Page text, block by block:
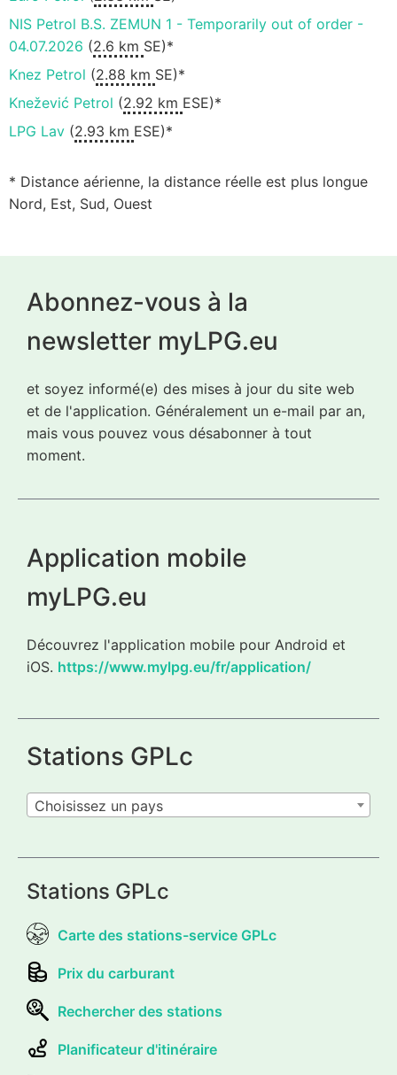
NIS Petrol B.S. ZEMUN 1 - Temporarily out of order -
04.07.2026 (2.6 km SE)*
Knez Petrol (2.88 km SE)*
Knežević Petrol (2.92 km ESE)*
LPG Lav (2.93 km ESE)*
* Distance aérienne, la distance réelle est plus longue
Nord, Est, Sud, Ouest
Abonnez-vous à la
newsletter myLPG.eu
et soyez informé(e) des mises à jour du site web
et de l'application. Généralement un e-mail par an,
mais vous pouvez vous désabonner à tout
moment.
Application mobile
myLPG.eu
Découvrez l'application mobile pour Android et
iOS. https://www.mylpg.eu/fr/application/
Stations GPLc
Choisissez un pays
Stations GPLc
Carte des stations-service GPLc
Prix du carburant
Rechercher des stations
Planificateur d'itinéraire